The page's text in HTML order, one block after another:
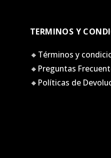
TERMINOS Y
🔸Términos y
🔸Preguntas
🔸Políticas de